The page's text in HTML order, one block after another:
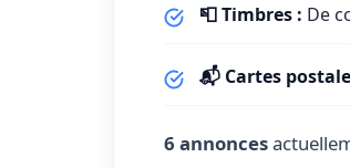
📮 Timbres : De
📬 Cartes
6 annonces